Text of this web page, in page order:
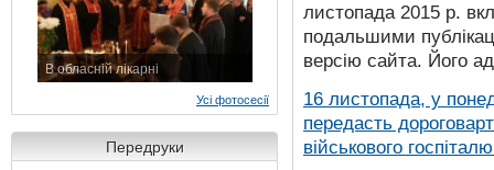
В обласній лікарні
Усі фотосесії
Передруки
листопада 2015 р.
подальшими
версію сайта. Його
16 листопада, у
передасть
військового